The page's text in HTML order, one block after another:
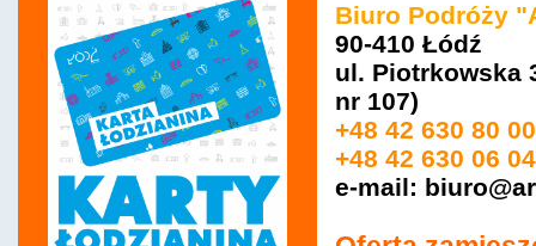
Biuro Podróży
90-410 Łódź
ul. Piotrkowska
nr 107)
+48 42 630 80 00
+48 42 630 06 04
e-mail: